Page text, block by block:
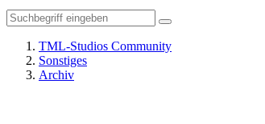
TML-Studios Community
Sonstiges
Archiv